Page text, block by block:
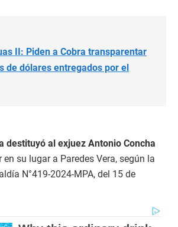
II: Piden a Cobra transparentar
de dólares entregados por el
destituyó al exjuez Antonio Concha
en su lugar a Paredes Vera, según la
N°419-2024-MPA, del 15 de